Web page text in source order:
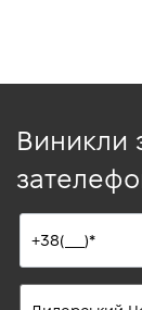
Виникли